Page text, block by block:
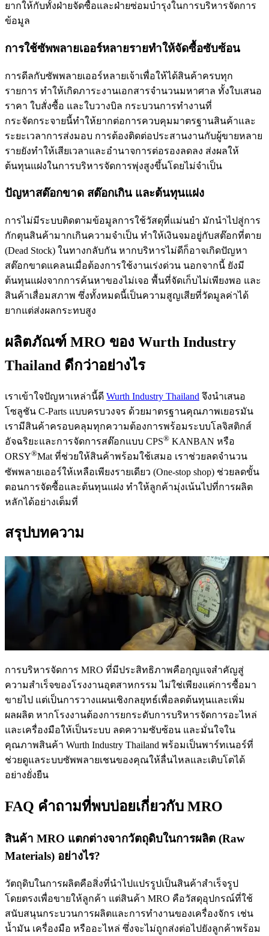
ยากให้กับทั้งฝ่ายจัดซื้อและฝ่ายซ่อมบำรุงในการบริหารจัดการ
ข้อมูล
การใช้ซัพพลายเออร์หลายรายทำให้จัดซื้อซับซ้อน
การดีลกับซัพพลายเออร์หลายเจ้าเพื่อให้ได้สินค้าครบทุก
รายการ ทำให้เกิดภาระงานเอกสารจำนวนมหาศาล ทั้งใบเสนอ
ราคา ใบสั่งซื้อ และใบวางบิล กระบวนการทำงานที่
กระจัดกระจายนี้ทำให้ยากต่อการควบคุมมาตรฐานสินค้าและ
ระยะเวลาการส่งมอบ การต้องติดต่อประสานงานกับผู้ขายหลาย
รายยังทำให้เสียเวลาและอำนาจการต่อรองลดลง ส่งผลให้
ต้นทุนแฝงในการบริหารจัดการพุ่งสูงขึ้นโดยไม่จำเป็น
ปัญหาสต๊อกขาด สต๊อกเกิน และต้นทุนแฝง
การไม่มีระบบติดตามข้อมูลการใช้วัสดุที่แม่นยำ มักนำไปสู่การ
กักตุนสินค้ามากเกินความจำเป็น ทำให้เงินจมอยู่กับสต๊อกที่ตาย
(Dead Stock) ในทางกลับกัน หากบริหารไม่ดีก็อาจเกิดปัญหา
สต๊อกขาดแคลนเมื่อต้องการใช้งานเร่งด่วน นอกจากนี้ ยังมี
ต้นทุนแฝงจากการค้นหาของไม่เจอ พื้นที่จัดเก็บไม่เพียงพอ และ
สินค้าเสื่อมสภาพ ซึ่งทั้งหมดนี้เป็นความสูญเสียที่วัดมูลค่าได้
ยากแต่ส่งผลกระทบสูง
ผลิตภัณฑ์ MRO ของ Wurth Industry
Thailand ดีกว่าอย่างไร
เราเข้าใจปัญหาเหล่านี้ดี Wurth Industry Thailand จึงนำเสนอ
โซลูชัน C-Parts แบบครบวงจร ด้วยมาตรฐานคุณภาพเยอรมัน
เรามีสินค้าครอบคลุมทุกความต้องการพร้อมระบบโลจิสติกส์
อัจฉริยะและการจัดการสต๊อกแบบ CPS® KANBAN หรือ
ORSY®Mat ที่ช่วยให้สินค้าพร้อมใช้เสมอ เราช่วยลดจำนวน
ซัพพลายเออร์ให้เหลือเพียงรายเดียว (One-stop shop) ช่วยลดขั้น
ตอนการจัดซื้อและต้นทุนแฝง ทำให้ลูกค้ามุ่งเน้นไปที่การผลิต
หลักได้อย่างเต็มที่
สรุปบทความ
การบริหารจัดการ MRO ที่มีประสิทธิภาพคือกุญแจสำคัญสู่
ความสำเร็จของโรงงานอุตสาหกรรม ไม่ใช่เพียงแค่การซื้อมา
ขายไป แต่เป็นการวางแผนเชิงกลยุทธ์เพื่อลดต้นทุนและเพิ่ม
ผลผลิต หากโรงงานต้องการยกระดับการบริหารจัดการอะไหล่
และเครื่องมือให้เป็นระบบ ลดความซับซ้อน และมั่นใจใน
คุณภาพสินค้า Wurth Industry Thailand พร้อมเป็นพาร์ทเนอร์ที่
ช่วยดูแลระบบซัพพลายเชนของคุณให้ลื่นไหลและเติบโตได้
อย่างยั่งยืน
FAQ คำถามที่พบบ่อยเกี่ยวกับ MRO
สินค้า MRO แตกต่างจากวัตถุดิบในการผลิต (Raw
Materials) อย่างไร?
วัตถุดิบในการผลิตคือสิ่งที่นำไปแปรรูปเป็นสินค้าสำเร็จรูป
โดยตรงเพื่อขายให้ลูกค้า แต่สินค้า MRO คือวัสดุอุปกรณ์ที่ใช้
สนับสนุนกระบวนการผลิตและการทำงานของเครื่องจักร เช่น
น้ำมัน เครื่องมือ หรืออะไหล่ ซึ่งจะไม่ถูกส่งต่อไปยังลูกค้าพร้อม